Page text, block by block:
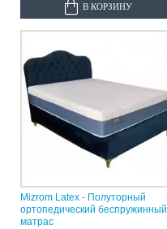
В КОРЗИНУ
Mizrom Latex - Полуторный
ортопедический беспружинный
матрас